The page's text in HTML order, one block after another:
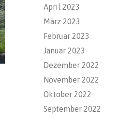
April 2023
März 2023
Februar 2023
Januar 2023
Dezember 2022
November 2022
Oktober 2022
September 2022